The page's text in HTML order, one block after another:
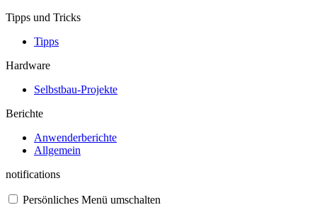
Tipps und Tricks
Tipps
Hardware
Selbstbau-Projekte
Berichte
Anwenderberichte
Allgemein
notifications
Persönliches Menü umschalten